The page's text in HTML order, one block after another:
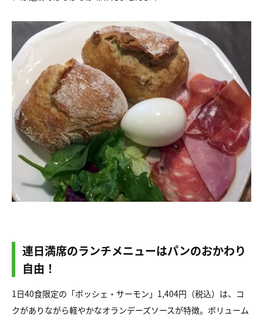
連日満席のランチメニューはパンのおかわり
自由！
1日40食限定の「ポッシェ・サーモン」1,404円（税込）は、コ
クがありながら軽やかなオランデーズソースが特徴。ボリューム